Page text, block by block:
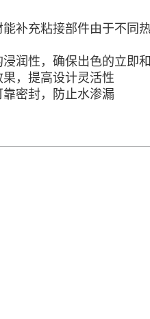
补充粘接部件由于不同
润性，确保出色的立即
，提高设计灵活性
密封，防止水渗漏